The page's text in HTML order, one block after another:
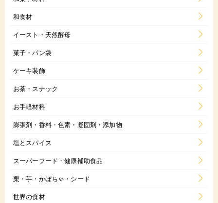
和食材
イースト・天然酵母
菓子・パン袋
ケーキ装飾
お茶・スナック
お手軽材料
膨張剤・香料・色素・凝固剤・添加物
塩とスパイス
スーパーフード・健康補助食品
栗・芋・かぼちゃ・シード
世界の食材